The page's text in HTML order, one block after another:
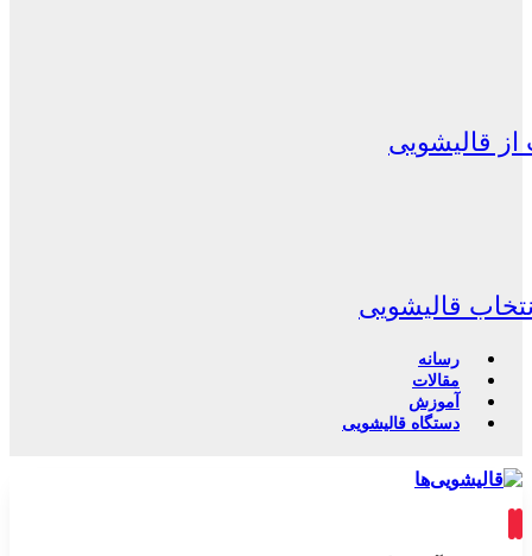
قالیشویی
قالیشویی
رسانه
مقالات
آموزش
دستگاه قالیشویی